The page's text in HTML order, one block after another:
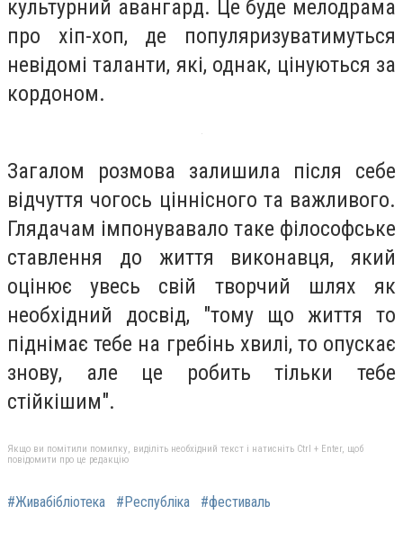
культурний авангард. Це буде мелодрама
про хіп-хоп, де популяризуватимуться
невідомі таланти, які, однак, цінуються за
кордоном.
Загалом розмова залишила після себе
відчуття чогось ціннісного та важливого.
Глядачам імпонувавало таке філософське
ставлення до життя виконавця, який
оцінює увесь свій творчий шлях як
необхідний досвід, "тому що життя то
піднімає тебе на гребінь хвилі, то опускає
знову, але це робить тільки тебе
стійкішим".
Якщо ви помітили помилку, виділіть необхідний текст і натисніть Ctrl + Enter, щоб
повідомити про це редакцію
#Живабібліотека #Республіка #фестиваль